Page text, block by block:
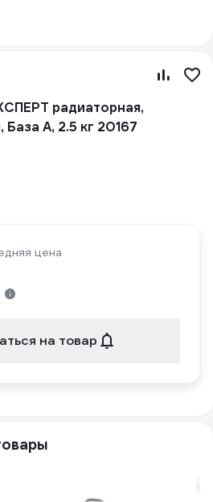
радиаторная,
А, 2.5 кг 20167
цена
на товар